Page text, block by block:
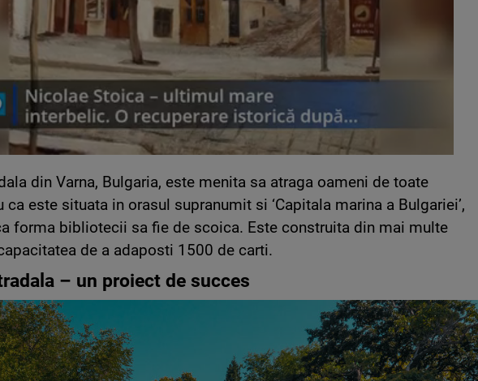
din Varna, Bulgaria, este menita sa atraga oameni de toate
ca este situata in orasul supranumit si ‘Capitala marina a Bulgariei’,
forma bibliotecii sa fie de scoica. Este construita din mai multe
de a adaposti 1500 de carti.
– un proiect de succes